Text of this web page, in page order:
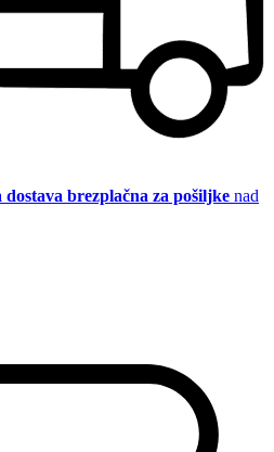
brezplačna za pošiljke nad